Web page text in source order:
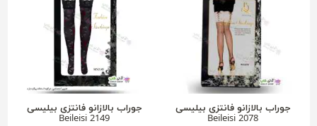
جوراب بالازانو فانتزی بیلیسی
Beileisi 2078
جوراب بالازانو فانتزی بیلیسی
Beileisi 2149